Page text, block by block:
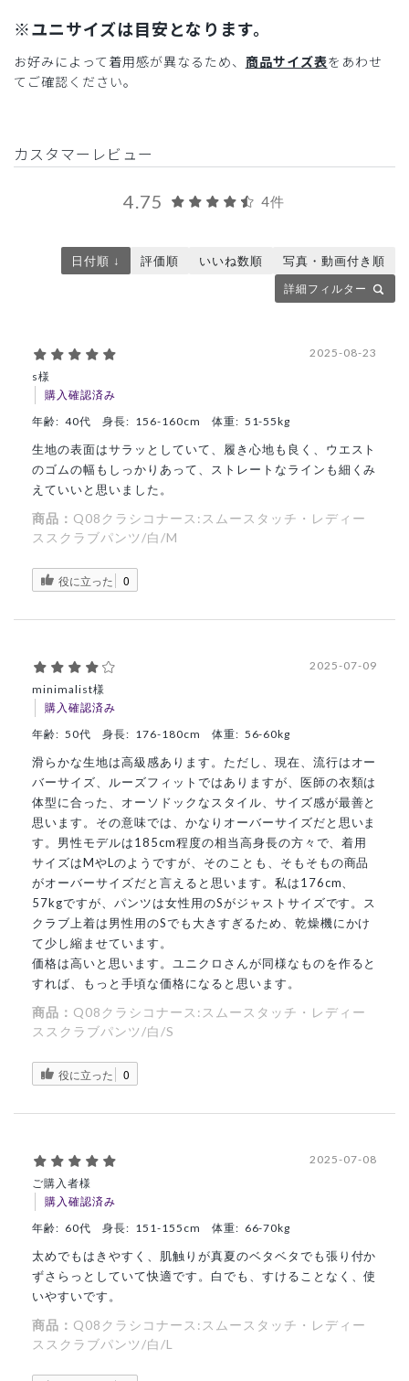
※ユニサイズは目安となります。
お好みによって着用感が異なるため、 商品サイズ表をあわせ
てご確認ください。
カスタマーレビュー
4.75 4件
詳細フィルター
日付順 ↓ 評価順 いいね数順 写真・動画付き順
s様
購入確認済み
2025-08-23
年齢: 40代 身長: 156-160cm 体重: 51-55kg
生地の表面はサラッとしていて、履き心地も良く、ウエスト
のゴムの幅もしっかりあって、ストレートなラインも細くみ
えていいと思いました。
商品： Q08クラシコナース:スムースタッチ・レディー
ススクラブパンツ/白/M
役に立った 0
minimalist様
購入確認済み
2025-07-09
年齢: 50代 身長: 176-180cm 体重: 56-60kg
滑らかな生地は高級感あります。ただし、現在、流行はオー
バーサイズ、ルーズフィットではありますが、医師の衣類は
体型に合った、オーソドックなスタイル、サイズ感が最善と
思います。その意味では、かなりオーバーサイズだと思いま
す。男性モデルは185cm程度の相当高身長の方々で、着用
サイズはMやLのようですが、そのことも、そもそもの商品
がオーバーサイズだと言えると思います。私は176cm、
57kgですが、パンツは女性用のSがジャストサイズです。ス
クラブ上着は男性用のSでも大きすぎるため、乾燥機にかけ
て少し縮ませています。
価格は高いと思います。ユニクロさんが同様なものを作ると
すれば、もっと手頃な価格になると思います。
商品： Q08クラシコナース:スムースタッチ・レディー
ススクラブパンツ/白/S
役に立った 0
ご購入者様
購入確認済み
2025-07-08
年齢: 60代 身長: 151-155cm 体重: 66-70kg
太めでもはきやすく、肌触りが真夏のベタベタでも張り付か
ずさらっとしていて快適です。白でも、すけることなく、使
いやすいです。
商品： Q08クラシコナース:スムースタッチ・レディー
ススクラブパンツ/白/L